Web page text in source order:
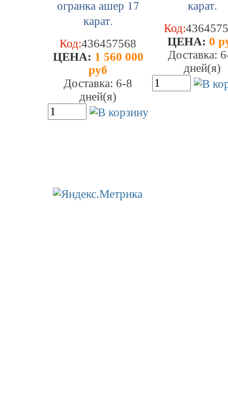
Код:436457568
ЦEHA: 1 560 000
руб
Доставка: 6-8
дней(я)
Код:
ЦEHA: 0
Доставка:
дней(я)